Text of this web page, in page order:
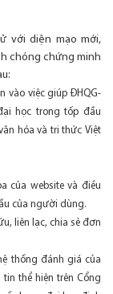
với diện mạo mới,
chóng chứng minh
vào việc giúp ĐHQG-
học trong tốp đầu
hóa và tri thức Việt
của website và điều
của người dùng.
liên lạc, chia sẻ đơn
thống đánh giá của
tin thể hiện trên Cổng